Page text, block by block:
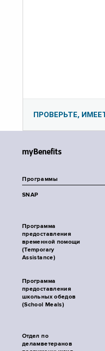
ПРОВЕРЬТЕ,
myBenefits
Программы
SNAP
Программа
предоставления
временной помощи
(Temporary
Assistance)
Программа
предоставления
школьных обедов
(School Meals)
Отдел по
деламветеранов